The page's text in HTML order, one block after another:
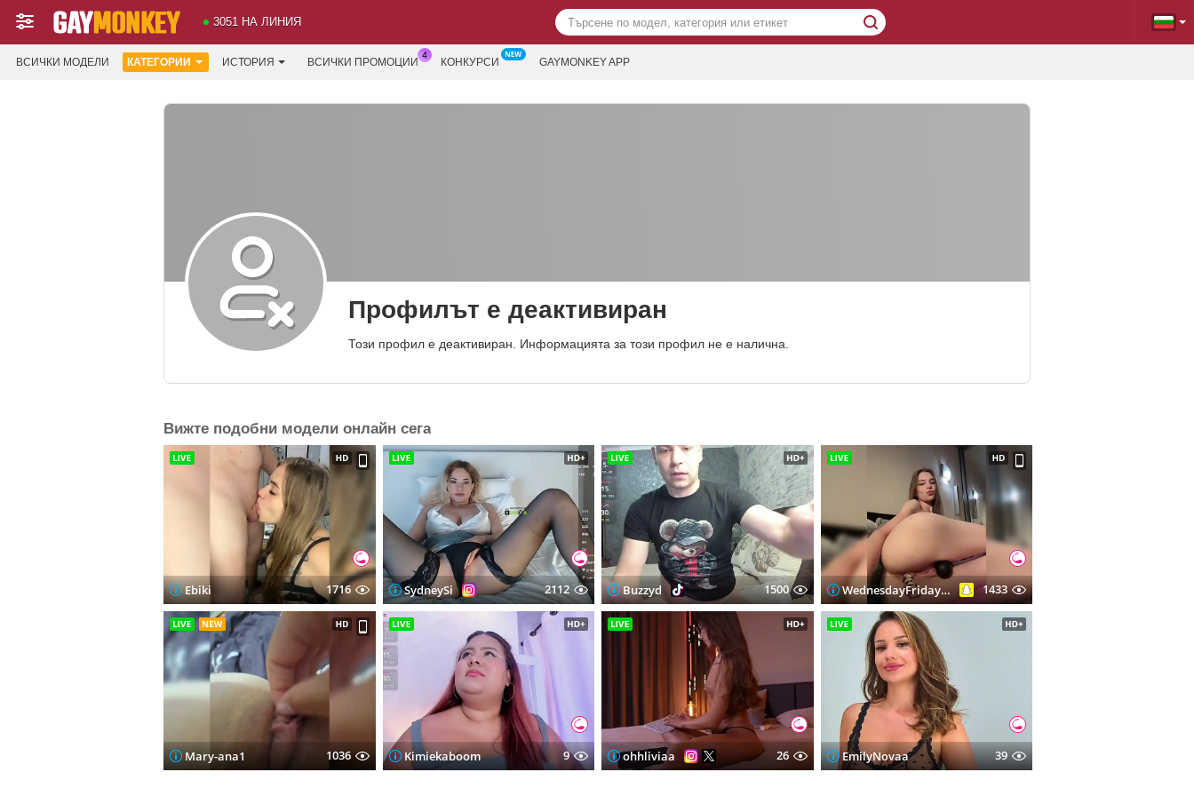
3051 НА ЛИНИЯ
ВСИЧКИ МОДЕЛИ КАТЕГОРИИ ИСТОРИЯ ВСИЧКИ ПРОМОЦИИ КОНКУРСИ GAYMONKEY APP
Профилът е деактивиран
Този профил е деактивиран. Информацията за този профил не е налична.
Вижте подобни модели онлайн сега
Ebiki 1716 SydneySi 2112 Buzzyd 1500 WednesdayFridayAddams 1433
Mary-ana1 1036 Kimiekaboom 9 ohhliviaa 26 EmilyNovaa 39